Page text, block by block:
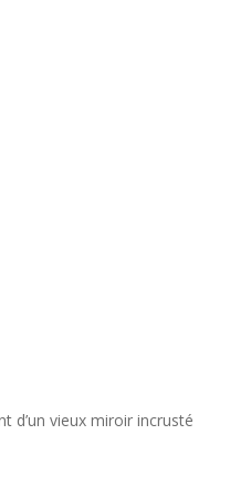
d’un vieux miroir incrusté